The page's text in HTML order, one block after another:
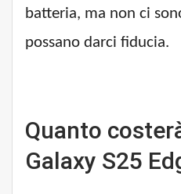
batteria, ma non ci
possano darci fiducia.
Quanto
Galaxy S25